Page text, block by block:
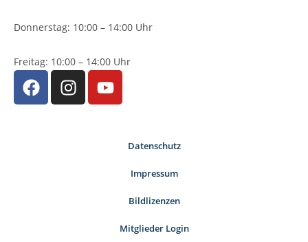
Donnerstag: 10:00 – 14:00 Uhr
Freitag: 10:00 – 14:00 Uhr
Datenschutz
Impressum
Bildlizenzen
Mitglieder Login